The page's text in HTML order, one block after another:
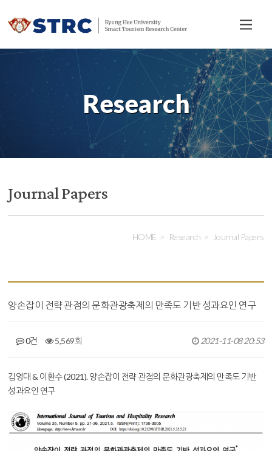
전
체
메
뉴
Research
Journal Papers
HOME Research Journal Papers
양손잡이 전략 관점의 문화관광축제의 만족도 기반 성과요인 연구
0건 5,569회 2021-11-08 20:53
본문
김영대 & 이환수 (2021). 양손잡이 전략 관점의 문화관광축제의 만족도 기반
성과요인 연구